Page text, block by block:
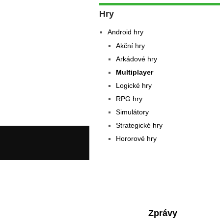
Hry
Android hry
Akční hry
Arkádové hry
Multiplayer
Logické hry
RPG hry
Simulátory
Strategické hry
Hororové hry
Zprávy